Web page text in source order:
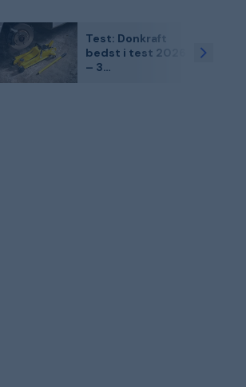
Test: Donkraft
bedst i test 2026
– 3